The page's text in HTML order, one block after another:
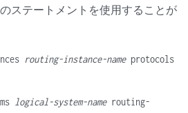
ステートメントを使用することが
routing-instance-nameprotocols
logical-system-namerouting-